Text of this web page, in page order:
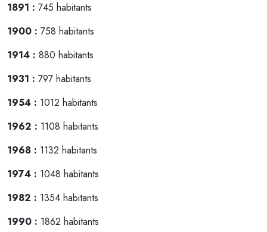
1891 : 745 habitants
1900 : 758 habitants
1914 : 880 habitants
1931 : 797 habitants
1954 : 1012 habitants
1962 : 1108 habitants
1968 : 1132 habitants
1974 : 1048 habitants
1982 : 1354 habitants
1990 : 1862 habitants